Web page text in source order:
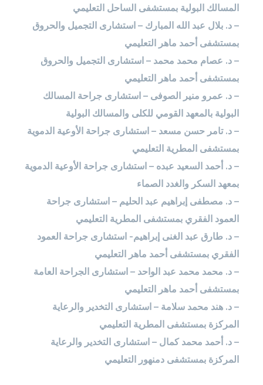
المسالك البولية بمستشفى الساحل التعليمي
– د. بلال عبد الله المبارك – استشارى التجميل والحروق
بمستشفى أحمد ماهر التعليمي
– د. عصام محمد محمد – استشارى التجميل والحروق
بمستشفى أحمد ماهر التعليمي
– د. عمرو منير الصوفى – استشارى جراحة المسالك
البولية بالمعهد القومي للكلى والمسالك البولية
– د. تامر حسن مسعد – استشارى جراحة الأوعية الدموية
بمستشفى المطرية التعليمي
– د. أحمد السعيد عبده – استشارى جراحة الأوعية الدموية
بمعهد السكر والغدد الصماء
– د. مصطفى إبراهيم عبد الحليم – استشارى جراحة
العمود الفقري بمستشفى المطرية التعليمي
– د. طارق عبد الغنى إبراهيم- استشارى جراحة العمود
الفقري بمستشفى أحمد ماهر التعليمي
– د. محمد محمد عبد الواحد – استشارى الجراحة العامة
بمستشفى أحمد ماهر التعليمي
– د. هند محمد سلامة – استشارى التخدير والرعاية
المركزة بمستشفى المطرية التعليمي
– د. أحمد محمد كمال – استشارى التخدير والرعاية
المركزة بمستشفى دمنهور التعليمي